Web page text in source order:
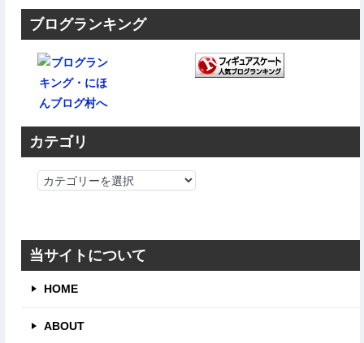
ブログランキング
カテゴリ
カ
リ
当サイトについて
HOME
ABOUT